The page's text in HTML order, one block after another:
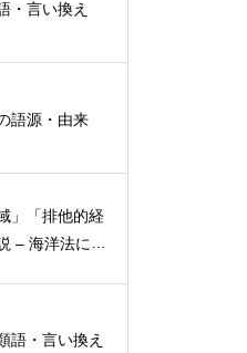
・言い換え
語源・由来
」「排他的経
– 海洋法にお
語・言い換え